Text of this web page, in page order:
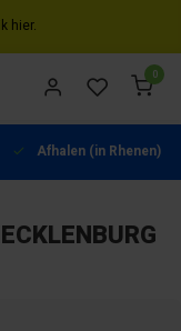
hier.
0
Afhalen (in Rhenen)